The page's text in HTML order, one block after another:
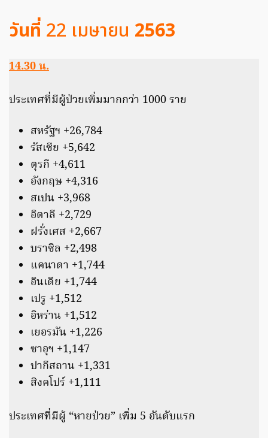
วันที่ 22 เมษายน 2563
14.30 น.
ประเทศที่มีผู้ป่วยเพิ่มมากกว่า 1000 ราย
สหรัฐฯ +26,784
รัสเซีย +5,642
ตุรกี +4,611
อังกฤษ +4,316
สเปน +3,968
อิตาลี +2,729
ฝรั่งเศส +2,667
บราซิล +2,498
แคนาดา +1,744
อินเดีย +1,744
เปรู +1,512
อิหร่าน +1,512
เยอรมัน +1,226
ซาอุฯ +1,147
ปากีสถาน +1,331
สิงคโปร์ +1,111
ประเทศที่มีผู้ “หายป่วย” เพิ่ม 5 อันดับแรก